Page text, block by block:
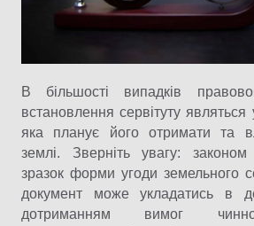
В більшості випадків
встановлення сервітуту
яка планує його отримати та
землі. Зверніть увагу:
зразок форми угоди земельного
документ може укладатись в
дотриманням вимог